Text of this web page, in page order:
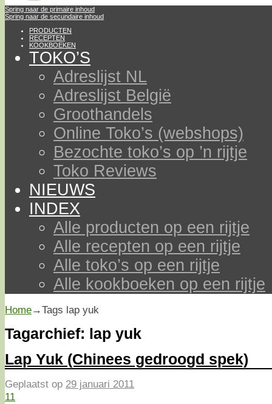
Spring naar de primaire inhoud
Spring naar de secundaire inhoud
PRODUCTEN
RECEPTEN
KOOKBOEKEN
TOKO’S
Adreslijst NL
Adreslijst België
Groothandels
Online Toko’s (webshops)
Bezochte toko’s op ’n rijtje
Toko Reviews
NIEUWS
INDEX
Alle producten op een rijtje
Alle recepten op een rijtje
Alle toko’s op een rijtje
Alle kookboeken op een rijtje
Home→Tags lap yuk
Tagarchief: lap yuk
Lap Yuk (Chinees gedroogd spek)
Geplaatst op 29 januari 2011
11